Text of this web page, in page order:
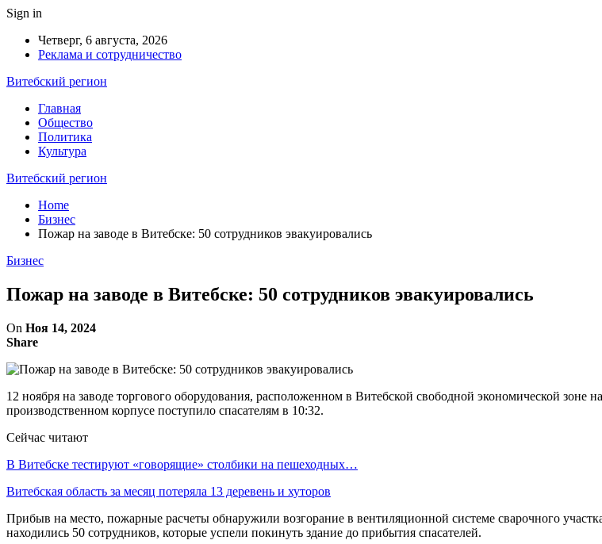
Sign in
Четверг, 6 августа, 2026
Реклама и сотрудничество
Витебский регион
Главная
Общество
Политика
Культура
Витебский регион
Home
Бизнес
Пожар на заводе в Витебске: 50 сотрудников эвакуировались
Бизнес
Пожар на заводе в Витебске: 50 сотрудников эвакуировались
On Ноя 14, 2024
Share
12 ноября на заводе торгового оборудования, расположенном в Витебской свободной экономической
производственном корпусе поступило спасателям в 10:32.
Сейчас читают
В Витебске тестируют «говорящие» столбики на пешеходных…
Витебская область за месяц потеряла 13 деревень и хуторов
Прибыв на место, пожарные расчеты обнаружили возгорание в вентиляционной системе сварочного
находились 50 сотрудников, которые успели покинуть здание до прибытия спасателей.